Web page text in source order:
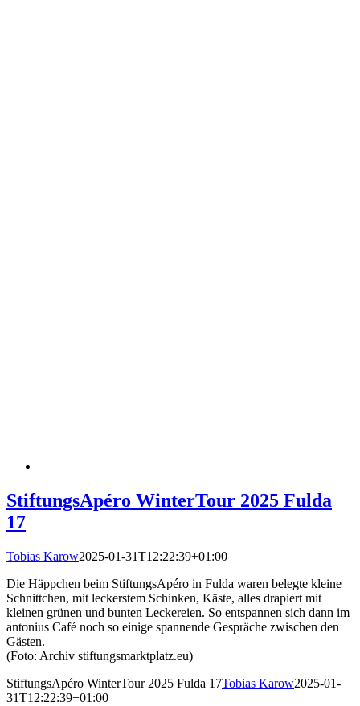
StiftungsApéro WinterTour 2025 Fulda
17
Tobias Karow2025-01-31T12:22:39+01:00
Die Häppchen beim StiftungsApéro in Fulda waren belegte kleine
Schnittchen, mit leckerstem Schinken, Käste, alles drapiert mit
kleinen grünen und bunten Leckereien. So entspannen sich dann im
antonius Café noch so einige spannende Gespräche zwischen den
Gästen.
(Foto: Archiv stiftungsmarktplatz.eu)
StiftungsApéro WinterTour 2025 Fulda 17Tobias Karow2025-01-
31T12:22:39+01:00